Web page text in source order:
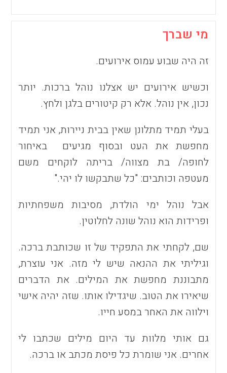
מי שברך
זה היה שבוע עמוס אירועים.
וכשיש אירועים יש אצלנו נוהל ברכות. יותר
נכון, אין נוהל. אלא רק קיטורים בלגן ולחץ.
בעלי תמיד מתלונן שאין בבית ניירות, אני תמיד
מחפשת את העט ובסוף מגיעים באיחור
לחופה/ בת מצווה/ בריתה לוקחים משם
מעטפה וכותבים: "כל שתבקשו לו יהי."
אבל נוהל ימי הולדת, מסיבות משפחתיות
ופרידות הוא נוהל שונה לחלוטין.
שם, לקחתי את התפקיד של זו שכותבת ברכה.
וגיליתי את ההנאה שיש לי מזה. אני עוצרת,
מתבוננת מחפשת את המילים. את הדברים
שיאירו את הטוב. שיגדילו אותו. שזה יהיה אישי
וילווה את האחר במסע חייו.
גם אותי מלוות עד היום מילים שכתבו לי
אחרים. אני שומרת כל פיסת מכתב או ברכה.